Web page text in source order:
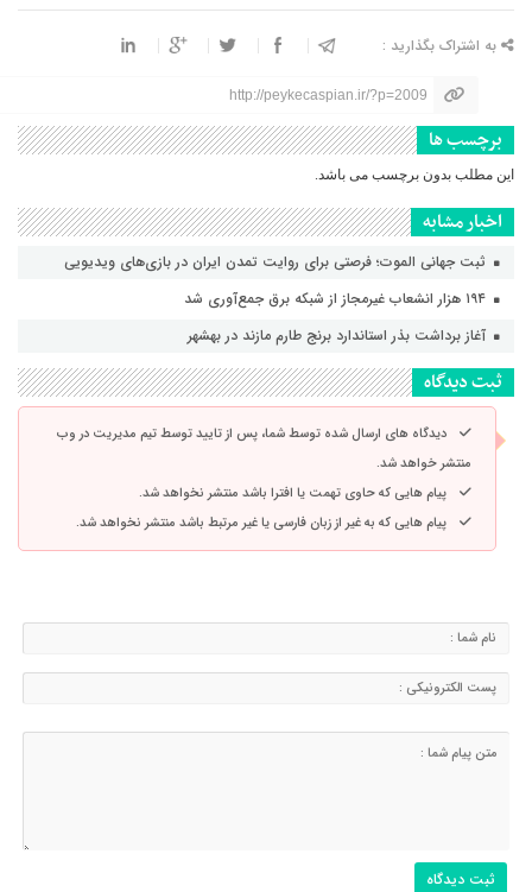
به اشتراک بگذارید :
http://peykecaspian.ir/?p=2009
برچسب ها
این مطلب بدون برچسب می باشد.
اخبار مشابه
ثبت جهانی الموت؛ فرصتی برای روایت تمدن ایران در بازی‌های ویدیویی
آغاز برداشت بذر استاندارد برنج طارم مازند در بهشهر
ثبت دیدگاه
دیدگاه های ارسال شده توسط شما، پس از تایید توسط تیم مدیریت در وب
منتشر خواهد شد.
پیام هایی که حاوی تهمت یا افترا باشد منتشر نخواهد شد.
پیام هایی که به غیر از زبان فارسی یا غیر مرتبط باشد منتشر نخواهد شد.